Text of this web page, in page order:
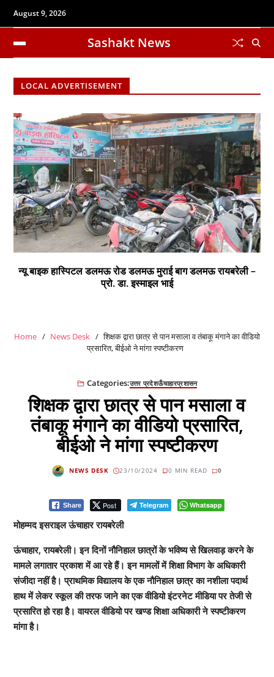
August 9, 2026
Sashakt News
LOCAL ADVERTISEMENT
न्यू बाइक हास्पिटल डलमऊ रोड डलमऊ मुराई बाग डलमऊ रायबरेली –
प्रो. डा. इस्माइल भाई
Home News Desk
शिक्षक द्वारा छात्र से पान मसाला व तंबाकू मंगाने का वीडियो
प्रसारित, बीईओ ने मांगा स्पष्टीकरण
Categories:उत्तर प्रदेशऊँचाहारप्रशासन
शिक्षक द्वारा छात्र से पान मसाला व
तंबाकू मंगाने का वीडियो प्रसारित,
बीईओ ने मांगा स्पष्टीकरण
NEWS DESK 23/10/2024 0 MIN READ 0
Share Post Telegram Whatsapp
मोहम्मद इसराइल ऊंचाहार रायबरेली
ऊंचाहार, रायबरेली। इन दिनों नौनिहाल छात्रों के भविष्य से खिलवाड़ करने के
मामले लगातार प्रकाश में आ रहे हैं। इन मामलों में शिक्षा विभाग के अधिकारी
संजीदा नहीं है। प्राथमिक विद्यालय के एक नौनिहाल छात्र का नशीला पदार्थ
हाथ में लेकर स्कूल की तरफ जाने का एक वीडियो इंटरनेट मीडिया पर तेजी से
प्रसारित हो रहा है। वायरल वीडियो पर खण्ड शिक्षा अधिकारी ने स्पष्टीकरण
मांगा है।